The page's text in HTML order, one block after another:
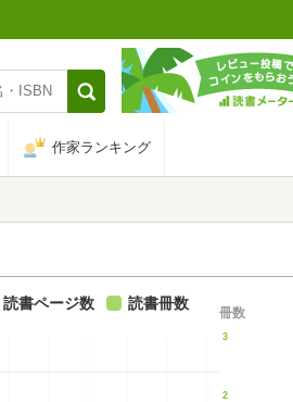
作家ランキング
2
3
冊数
読書ページ数 読書冊数